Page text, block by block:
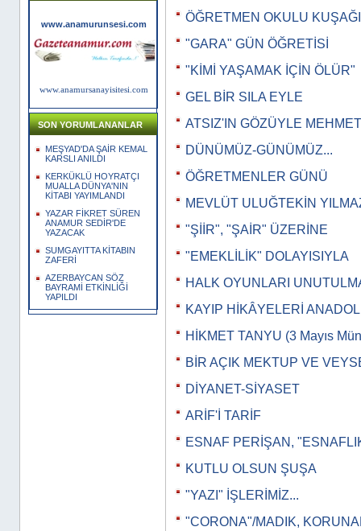
www.anamurunsesi.com
www.anamursanayisitesi.com
SON YORUMLANANLAR
MEŞYAD'DA ŞAİR KEMAL
KARSLI ANILDI
KERKÜKLÜ HOYRATÇI
MUALLA DÜNYA'NIN
KİTABI YAYIMLANDI
YAZAR FİKRET SÜREN
ANAMUR SEDİR'DE
YAZACAK
SUMGAYITTA KİTABIN
ZAFERİ
AZERBAYCAN SÖZ
BAYRAMİ ETKİNLİĞİ
YAPILDI
ÖĞRETMEN OKULU KUŞAĞI
"GARA" GÜN ÖĞRETİSİ
"KİMİ YAŞAMAK İÇİN ÖLÜR"
GEL BİR SILA EYLE
ATSIZ'IN GÖZÜYLE
DÜNÜMÜZ-GÜNÜMÜZ...
ÖĞRETMENLER GÜNÜ
MEVLÜT ULUĞTEKİN
"ŞİİR", "ŞAİR" ÜZERİNE
"EMEKLİLİK" DOLAYISIYLA
HALK OYUNLARI
KAYIP HİKÂYELERİ
HİKMET TANYU (3 Mayıs
BİR AÇIK MEKTUP VE
DİYANET-SİYASET
ARİF'İ TARİF
ESNAF PERİŞAN,
KUTLU OLSUN ŞUŞA
"YAZI" İŞLERİMİZ...
"CORONA"/MADIK,